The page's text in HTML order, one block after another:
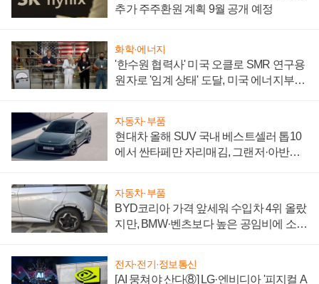
추가 주주환원 계획 9월 공개 예정
화학·에너지
'한수원 협력사' 미국 오클로 SMR 연구용
원자로 '임계 상태' 도달, 미국 에너지부
자동차·부품
현대차 올해 SUV 국내 베스트셀러 톱10
에서 싼타페만 자리매김, 그랜저·아반떼
자동차·부품
BYD코리아 가격 앞세워 수입차 4위 올랐
지만, BMW·벤츠보다 높은 공임비에 소비
전자·전기·정보통신
[AI 뭉쳐야 산다⑧] LG·엔비디아 '피지컬 A